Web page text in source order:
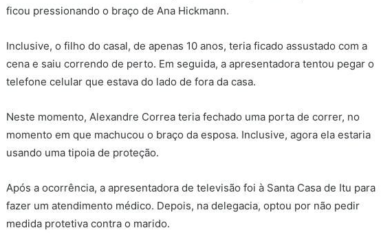
ficou pressionando o braço de Ana Hickmann.
Inclusive, o filho do casal, de apenas 10 anos, teria ficado assustado com a
cena e saiu correndo de perto. Em seguida, a apresentadora tentou pegar o
telefone celular que estava do lado de fora da casa.
Neste momento, Alexandre Correa teria fechado uma porta de correr, no
momento em que machucou o braço da esposa. Inclusive, agora ela estaria
usando uma tipoia de proteção.
Após a ocorrência, a apresentadora de televisão foi à Santa Casa de Itu para
fazer um atendimento médico. Depois, na delegacia, optou por não pedir
medida protetiva contra o marido.